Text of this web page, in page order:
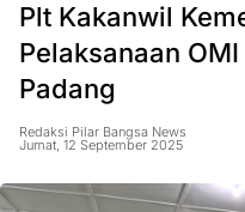
Plt Kakanwil
Pelaksanaan
Padang
Redaksi Pilar Bangsa News
Jumat, 12 September 2025